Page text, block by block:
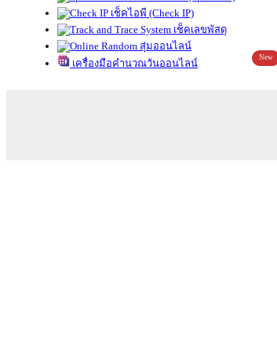
เช็คไอพี (Check IP)
เช็คเลขพัสดุ
สุ่มออนไลน์
เครื่องมือคำนวณวันออนไลน์
New